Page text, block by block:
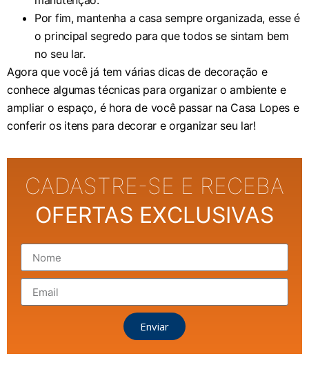
Por fim, mantenha a casa sempre organizada, esse é
o principal segredo para que todos se sintam bem
no seu lar.
Agora que você já tem várias dicas de decoração e
conhece algumas técnicas para organizar o ambiente e
ampliar o espaço, é hora de você passar na Casa Lopes e
conferir os itens para decorar e organizar seu lar!
CADASTRE-SE E RECEBA
OFERTAS EXCLUSIVAS
Enviar